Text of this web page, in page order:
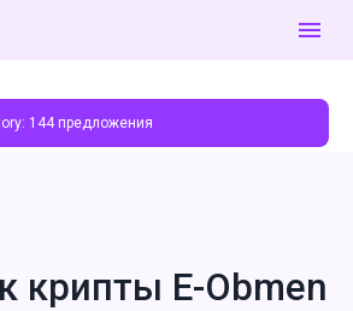
144предложения
крипты E-Obmen